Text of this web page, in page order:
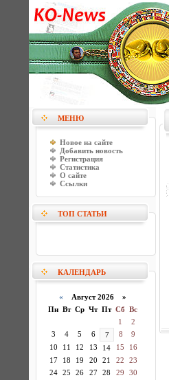
МЕНЮ
Новое на сайте
Добавить новость
Регистрация
Статистика
О сайте
Ссылки
ТОП СТАТЬИ
КАЛЕНДАРЬ
« Август 2026 »
Пн Вт Ср Чт Пт Сб Вс
1
2
3
4 5 6 7 8
9
10
11 12 13 14 15
16
17
18 19 20 21 22
23
24
25 26 27 28 29
30